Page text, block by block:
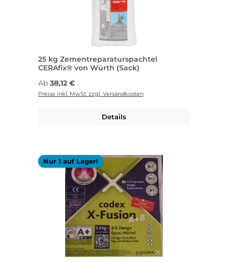
25 kg Zementreparaturspachtel
CERAfix® von Würth (Sack)
Regulärer Preis:
Ab 38,12 €
Preise inkl. MwSt. zzgl. Versandkosten
Details
Nur 1 auf Lager!